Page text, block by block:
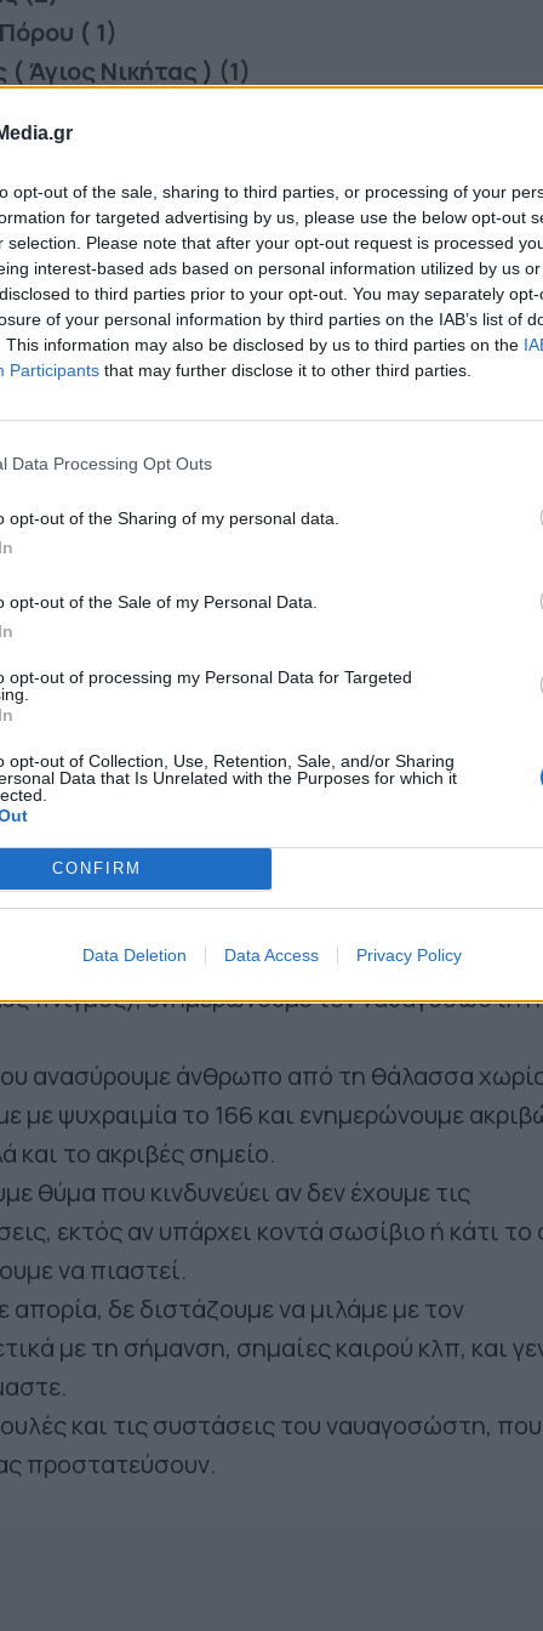
opt-out of the sale, sharing to third parties, or processing of your
for targeted advertising by us, please use the below opt-out
selection. Please note that after your opt-out request is processed
interest-based ads based on personal information utilized by us
to third parties prior to your opt-out. You may separately
of your personal information by third parties on the IAB’s list of
This information may also be disclosed by us to third parties on the
Participants that may further disclose it to other third parties.
Data Processing Opt Outs
opt-out of the Sharing of my personal data.
opt-out of the Sale of my Personal Data.
opt-out of processing my Personal Data for Targeted
opt-out of Collection, Use, Retention, Sale, and/or Sharing
Data that Is Unrelated with the Purposes for which it
CONFIRM
Data Deletion Data Access Privacy Policy
( 1)
Άγιος Νικήτας ) (1)
καταστάσεων, παρακαλούνται οι
τις εξής συστάσεις:
ναυαγοσώστη προτιμούμε να κολυμπάμε
του πύργου.
λουόμενοι υψηλού κινδύνου άνω των 65 ετών,
ή συνοδεία και άλλου ενήλικα, ακόμα
πρέπει να διαφεύγουν της προσοχής μας,
νερό δίχως να το αντιληφθούμε.
θάλασσα μετά από φαγητό για τουλάχιστον
μικρά παιδιά στη θάλασσα.
ανοιχτά, όσο καλή γνώση και αν έχουμε.
μήκος της ακτογραμμής.
ενώ κολυμπάμε αισθανθούμε κράμπα,
την ψυχραιμία μας, καλούμε σε βοήθεια
τις δυνάμεις μας.
με τα κρύα νερά που επικρατούν
προβλήματα με την καρδιά, καλό είναι να
εκτός αν έχουν πρόσφατα
γνωμοδοτήσει διαφορετικά.
δούμε κάποιον που φαίνεται να
αν δεν είμαστε σίγουροι, καθώς ο πνιγμένος
πνιγμός), ενημερώνουμε τον ναυαγοσώστη
ανασύρουμε άνθρωπο από τη θάλασσα
με ψυχραιμία το 166 και ενημερώνουμε
και το ακριβές σημείο.
θύμα που κινδυνεύει αν δεν έχουμε τις
εκτός αν υπάρχει κοντά σωσίβιο ή κάτι το
να πιαστεί.
απορία, δε διστάζουμε να μιλάμε με τον
με τη σήμανση, σημαίες καιρού κλπ, και
και τις συστάσεις του ναυαγοσώστη, που
προστατεύσουν.